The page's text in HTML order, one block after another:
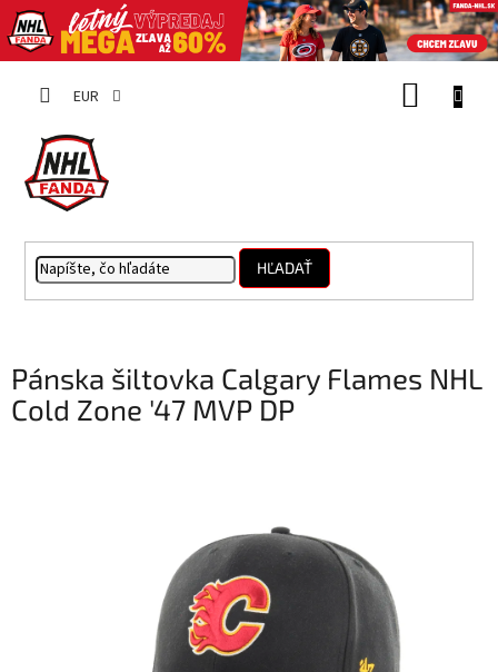
EUR
HĽADAŤ
Pánska šiltovka Calgary Flames NHL
Cold Zone '47 MVP DP